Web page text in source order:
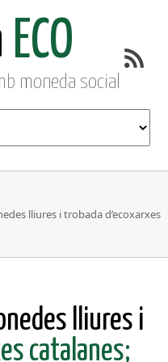
ECO
moneda social
lliures i trobada d’ecoxarxes
lliures i
catalanes;